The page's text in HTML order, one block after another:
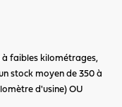
à faibles kilométrages,
stock moyen de 350 à
d'usine) OU